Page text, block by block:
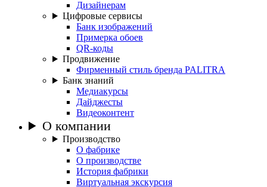
Дизайнерам
Цифровые сервисы
Банк изображений
Примерка обоев
QR-коды
Продвижение
Фирменный стиль бренда PALITRA
Банк знаний
Медиакурсы
Дайджесты
Видеоконтент
О компании
Производство
О фабрике
О производстве
История фабрики
Виртуальная экскурсия